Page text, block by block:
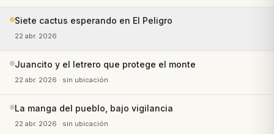
Siete cactus esperando en El Peligro
22 abr. 2026
Juancito y el letrero que protege el monte
22 abr. 2026 · sin ubicación
La manga del pueblo, bajo vigilancia
22 abr. 2026 · sin ubicación